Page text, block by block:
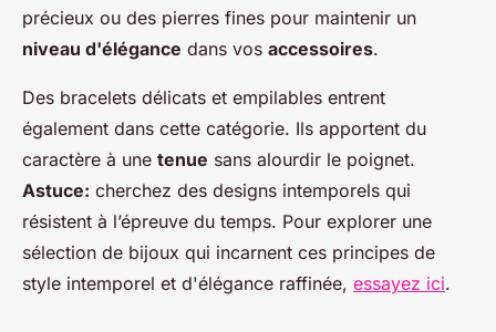
précieux ou des pierres fines pour maintenir un
niveau d'élégance dans vos accessoires.
Des bracelets délicats et empilables entrent
également dans cette catégorie. Ils apportent du
caractère à une tenue sans alourdir le poignet.
Astuce: cherchez des designs intemporels qui
résistent à l’épreuve du temps. Pour explorer une
sélection de bijoux qui incarnent ces principes de
style intemporel et d'élégance raffinée, essayez ici.